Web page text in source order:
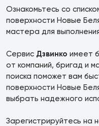
Ознакомьтесь со
поверхности Новые
мастера для
Сервис Дзвинко имеет
от компаний, бригад и
поиска поможет вам
поверхности Новые
выбрать надежного
Зарегистрируйтесь на